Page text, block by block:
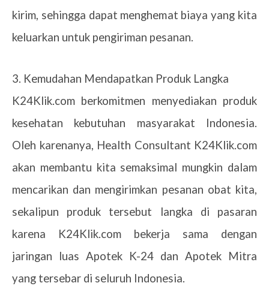
kirim, sehingga dapat menghemat biaya yang kita
keluarkan untuk pengiriman pesanan.
3. Kemudahan Mendapatkan Produk Langka
K24Klik.com berkomitmen menyediakan produk
kesehatan kebutuhan masyarakat Indonesia.
Oleh karenanya, Health Consultant K24Klik.com
akan membantu kita semaksimal mungkin dalam
mencarikan dan mengirimkan pesanan obat kita,
sekalipun produk tersebut langka di pasaran
karena K24Klik.com bekerja sama dengan
jaringan luas Apotek K-24 dan Apotek Mitra
yang tersebar di seluruh Indonesia.